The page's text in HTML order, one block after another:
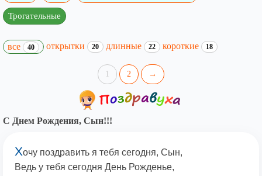
Трогательные
все 40 открытки 20 длинные 22 короткие 18
1 2 →
С Днем Рождения, Сын!!!
Хочу поздравить я тебя сегодня, Сын,
Ведь у тебя сегодня День Рожденье,